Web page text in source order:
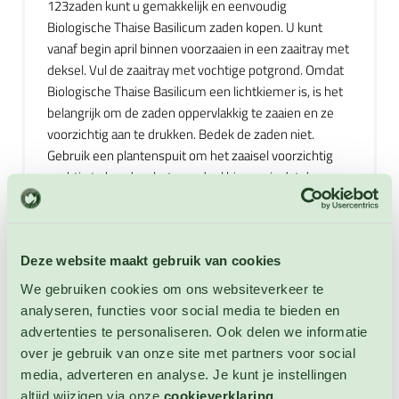
Deze website maakt gebruik van cookies
We gebruiken cookies om ons websiteverkeer te
analyseren, functies voor social media te bieden en
advertenties te personaliseren. Ook delen we informatie
over je gebruik van onze site met partners voor social
media, adverteren en analyse. Je kunt je instellingen
altijd wijzigen via onze cookieverklaring.
123zaden kunt u gemakkelijk en eenvoudig
Biologische Thaise Basilicum zaden kopen. U kunt
vanaf begin april binnen voorzaaien in een zaaitray met
deksel. Vul de zaaitray met vochtige potgrond. Omdat
Biologische Thaise Basilicum een lichtkiemer is, is het
belangrijk om de zaden oppervlakkig te zaaien en ze
voorzichtig aan te drukken. Bedek de zaden niet.
Gebruik een plantenspuit om het zaaisel voorzichtig
vochtig te houden, het voordeel hiervan is dat de
zaden niet worden verplaatst. Houd het zaaisel vochtig,
duurt het 7 tot 21 dagen tot de zaden ontkiemen.
Vanaf midden mei, zodra er geen kans meer is op
nachtvorst, kunt u de zaden direct buiten in de
vollegrond of in grote potten zaaien. Zorg voor een
zonnige, beschutte standplaats met een goede
afwatering. Laat uw Biologische Thaise Basilicum
planten nooit uitdrogen. Pluk het blad vanaf de top